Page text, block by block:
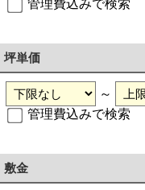
管理費込みで検索
坪単価
～
管理費込みで検索
敷金